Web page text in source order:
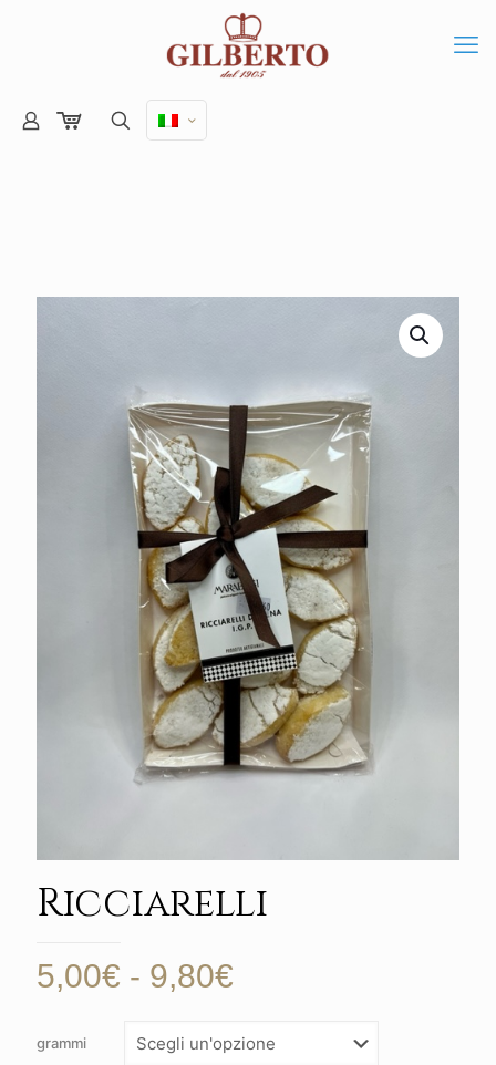
Ricciarelli
5,00€ - 9,80€
prezzo:
grammi